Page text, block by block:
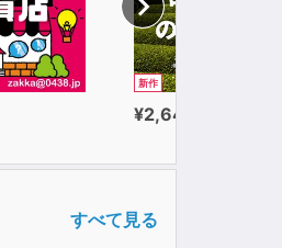
新作
¥2,640
すべて見る